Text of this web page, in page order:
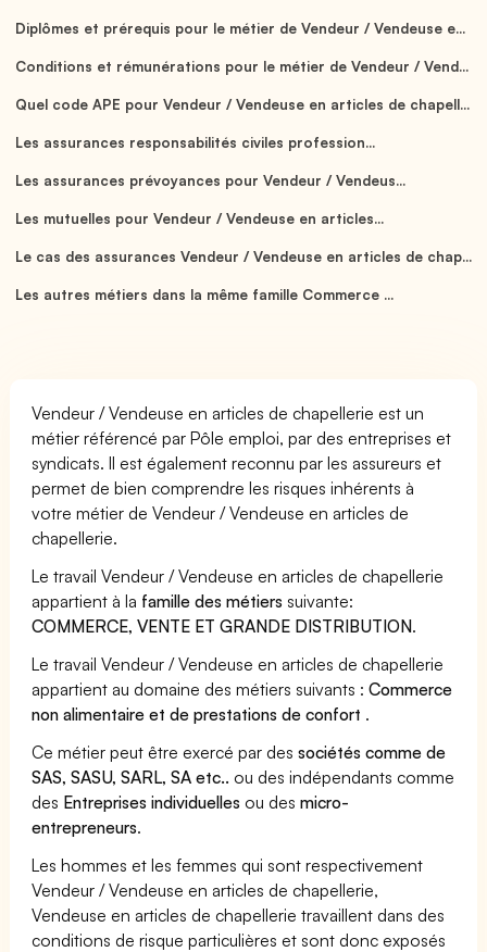
Diplômes et prérequis pour le métier de Vendeur / Vendeuse e...
Conditions et rémunérations pour le métier de Vendeur / Vend...
Quel code APE pour Vendeur / Vendeuse en articles de chapell...
Les assurances responsabilités civiles profession...
Les assurances prévoyances pour Vendeur / Vendeus...
Les mutuelles pour Vendeur / Vendeuse en articles...
Le cas des assurances Vendeur / Vendeuse en articles de chap...
Les autres métiers dans la même famille Commerce ...
Vendeur / Vendeuse en articles de chapellerie est un
métier référencé par Pôle emploi, par des entreprises et
syndicats. Il est également reconnu par les assureurs et
permet de bien comprendre les risques inhérents à
votre métier de Vendeur / Vendeuse en articles de
chapellerie.
Le travail Vendeur / Vendeuse en articles de chapellerie
appartient à la famille des métiers suivante:
COMMERCE, VENTE ET GRANDE DISTRIBUTION.
Le travail Vendeur / Vendeuse en articles de chapellerie
appartient au domaine des métiers suivants :Commerce
non alimentaire et de prestations de confort .
Ce métier peut être exercé par dessociétés comme de
SAS, SASU, SARL, SA etc.. ou des indépendants comme
des Entreprises individuelles ou desmicro-
entrepreneurs.
Les hommes et les femmes qui sont respectivement
Vendeur / Vendeuse en articles de chapellerie,
Vendeuse en articles de chapellerie travaillent dans des
conditions de risque particulières et sont donc exposés